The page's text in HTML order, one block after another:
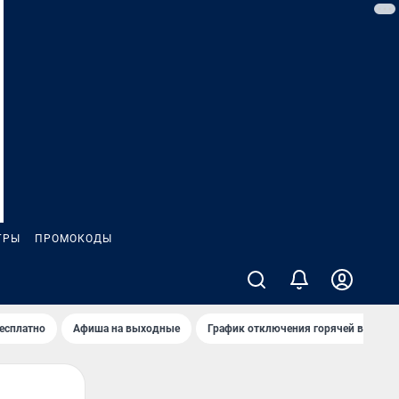
ПРОМОКОДЫ
Афиша на выходные График отключения горячей воды в